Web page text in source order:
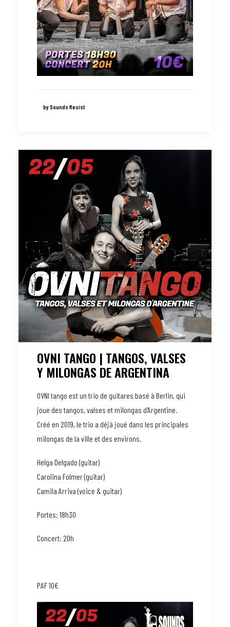
by Sounds Resist
OVNI TANGO | TANGOS, VALSES
Y MILONGAS DE ARGENTINA
OVNI tango est un trio de guitares basé à Berlin, qui
joue des tangos, valses et milongas d'Argentine.
Créé en 2019, le trio a déjà joué dans les principales
milongas de la ville et des environs.
Helga Delgado (guitar)
Carolina Folmer (guitar)
Camila Arriva (voice & guitar)
Portes: 18h30
Concert: 20h
PAF10€